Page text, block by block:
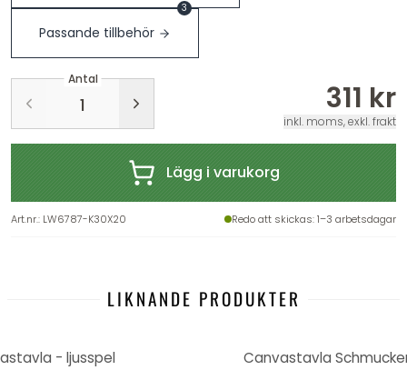
Passande tillbehör
3
Antal
311 kr
inkl. moms, exkl. frakt
Lägg i varukorg
Art.nr.: LW6787-K30X20 Redo att skickas: 1–3 arbetsdagar
LIKNANDE PRODUKTER
- ljusspel
Canvastavla